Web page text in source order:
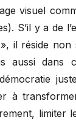
visuel
S’il y a de
il réside non
aussi
à
limiter